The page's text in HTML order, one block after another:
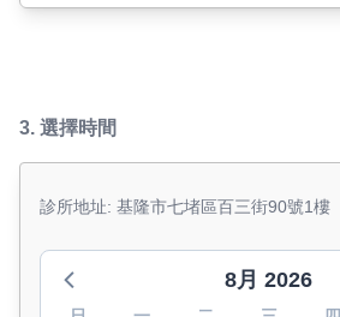
3. 選擇時間
診所地址: 基隆市七堵區百三街90號1樓
8月 2026